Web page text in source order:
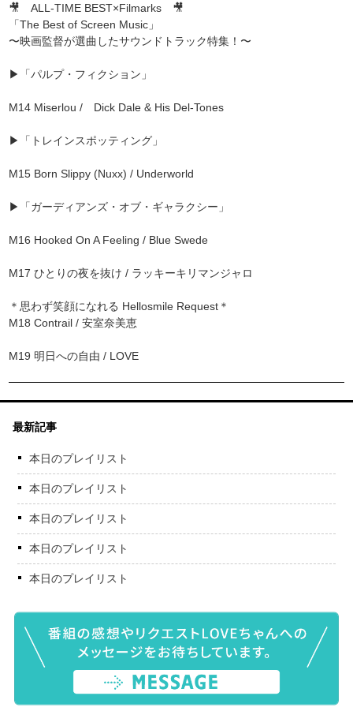
🎥 ALL-TIME BEST×Filmarks 🎥
「The Best of Screen Music」
〜映画監督が選曲したサウンドトラック特集！〜
▶「パルプ・フィクション」
M14 Miserlou / Dick Dale & His Del-Tones
▶「トレインスポッティング」
M15 Born Slippy (Nuxx) / Underworld
▶「ガーディアンズ・オブ・ギャラクシー」
M16 Hooked On A Feeling / Blue Swede
M17 ひとりの夜を抜け / ラッキーキリマンジャロ
＊思わず笑顔になれる Hellosmile Request＊
M18 Contrail / 安室奈美恵
M19 明日への自由 / LOVE
最新記事
本日のプレイリスト
本日のプレイリスト
本日のプレイリスト
本日のプレイリスト
本日のプレイリスト